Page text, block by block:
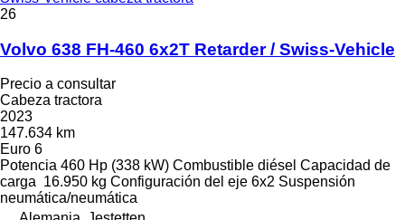
26
Volvo 638 FH-460 6x2T Retarder / Swiss-Vehicle
Precio a consultar
Cabeza tractora
2023
147.634 km
Euro 6
Potencia 460 Hp (338 kW) Combustible diésel Capacidad de
carga 16.950 kg Configuración del eje 6x2 Suspensión
neumática/neumática